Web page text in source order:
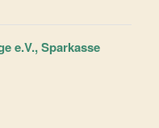
e.V., Sparkasse